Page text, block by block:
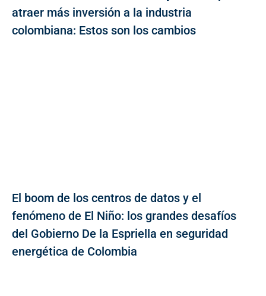
atraer más inversión a la industria
colombiana: Estos son los cambios
El boom de los centros de datos y el
fenómeno de El Niño: los grandes desafíos
del Gobierno De la Espriella en seguridad
energética de Colombia